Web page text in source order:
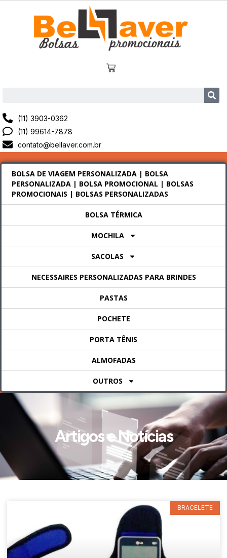
(11) 3903-0362
(11) 99614-7878
contato@bellaver.com.br
BOLSA DE VIAGEM PERSONALIZADA | BOLSA
PERSONALIZADA | BOLSA PROMOCIONAL | BOLSAS
PROMOCIONAIS | BOLSAS PERSONALIZADAS
BOLSA TÉRMICA
MOCHILA
SACOLAS
NECESSAIRES PERSONALIZADAS PARA BRINDES
PASTAS
POCHETE
PORTA TÊNIS
ALMOFADAS
OUTROS
Artigos e Notícias
BRACELETE